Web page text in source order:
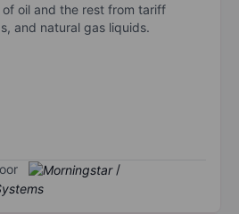
oil and the rest from tariff
and natural gas liquids.
/